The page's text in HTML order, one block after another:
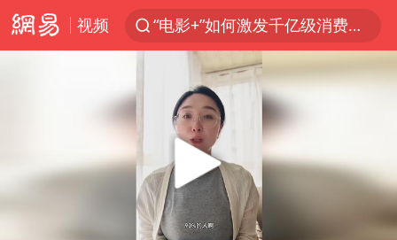
视频
“电影+”如何激发千亿级消费新活力？
福建泉州市委书记张毅恭被查
向鹏0-3不敌张本智和
佛山通报笔试前13被淘汰后5名进体检
“新疆阿勒泰八月能滑雪”不实